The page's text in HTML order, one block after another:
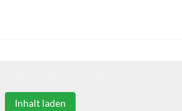
Inhalt laden